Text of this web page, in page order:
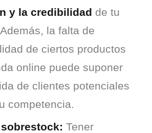
y la credibilidad de tu
la falta de
de ciertos productos
online puede suponer
de clientes potenciales
competencia.
Tener